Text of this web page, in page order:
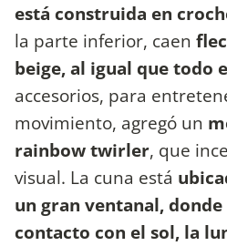
está construida en
la parte inferior, caen
beige, al igual que todo
accesorios, para
movimiento, agregó un
rainbow twirler, que
visual. La cuna está
un gran ventanal,
contacto con el sol, la